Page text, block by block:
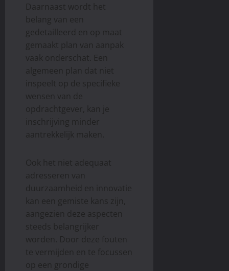
Daarnaast wordt het
belang van een
gedetailleerd en op maat
gemaakt plan van aanpak
vaak onderschat. Een
algemeen plan dat niet
inspeelt op de specifieke
wensen van de
opdrachtgever, kan je
inschrijving minder
aantrekkelijk maken.
Ook het niet adequaat
adresseren van
duurzaamheid en innovatie
kan een gemiste kans zijn,
aangezien deze aspecten
steeds belangrijker
worden. Door deze fouten
te vermijden en te focussen
op een grondige